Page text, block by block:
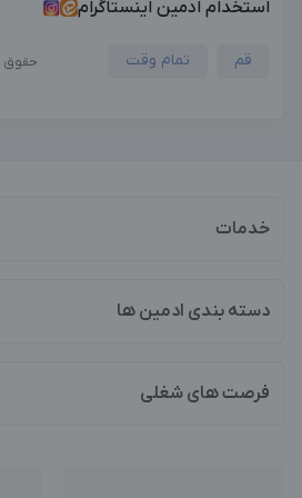
استخدام ادمین اینستاگرام
قم تمام وقت حقوق
خدمات
دسته بندی ادمین ها
فرصت های شغلی